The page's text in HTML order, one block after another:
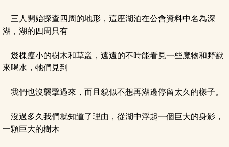
三人開始探查四周的地形，這座湖泊在公會資料中名為深
湖，湖的四周只有
幾棵瘦小的樹木和草叢，遠遠的不時能看見一些魔物和野獸
來喝水，牠們見到
我們也沒襲擊過來，而且貌似不想再湖邊停留太久的樣子。
沒過多久我們就知道了理由，從湖中浮起一個巨大的身影，
一顆巨大的樹木